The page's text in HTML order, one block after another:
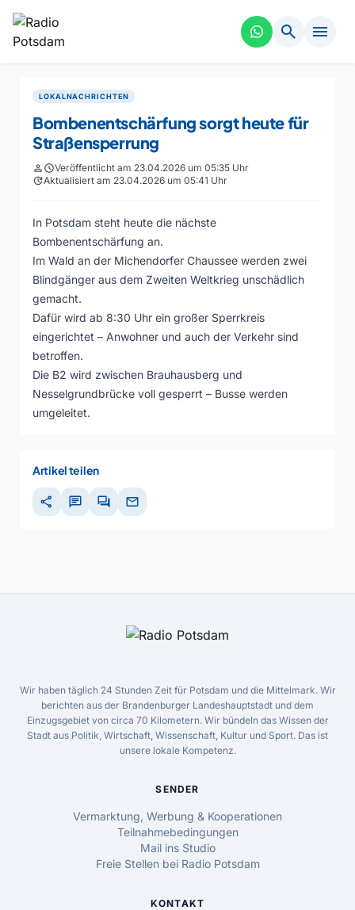
search menu
LOKALNACHRICHTEN
Bombenentschärfung sorgt heute für
Straßensperrung
personscheduleVeröffentlicht am 23.04.2026 um 05:35 Uhr
updateAktualisiert am 23.04.2026 um 05:41 Uhr
In Potsdam steht heute die nächste
Bombenentschärfung an.
Im Wald an der Michendorfer Chaussee werden zwei
Blindgänger aus dem Zweiten Weltkrieg unschädlich
gemacht.
Dafür wird ab 8:30 Uhr ein großer Sperrkreis
eingerichtet – Anwohner und auch der Verkehr sind
betroffen.
Die B2 wird zwischen Brauhausberg und
Nesselgrundbrücke voll gesperrt – Busse werden
umgeleitet.
Artikel teilen
share chat forum mail
Wir haben täglich 24 Stunden Zeit für Potsdam und die Mittelmark. Wir
berichten aus der Brandenburger Landeshauptstadt und dem
Einzugsgebiet von circa 70 Kilometern. Wir bündeln das Wissen der
Stadt aus Politik, Wirtschaft, Wissenschaft, Kultur und Sport. Das ist
unsere lokale Kompetenz.
SENDER
Vermarktung, Werbung & Kooperationen
Teilnahmebedingungen
Mail ins Studio
Freie Stellen bei Radio Potsdam
KONTAKT